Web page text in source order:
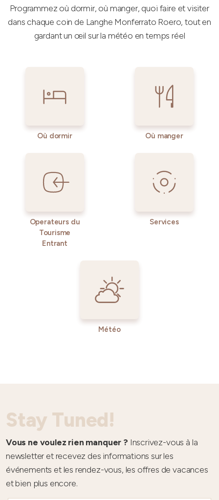
Programmez où dormir, où manger, quoi faire et visiter
dans chaque coin de Langhe Monferrato Roero, tout en
gardant un œil sur la météo en temps réel
Où dormir Où manger
Operateurs du
Tourisme
Entrant
Services
Météo
Stay Tuned!
Vous ne voulez rien manquer ? Inscrivez-vous à la
newsletter et recevez des informations sur les
événements et les rendez-vous, les offres de vacances
et bien plus encore.